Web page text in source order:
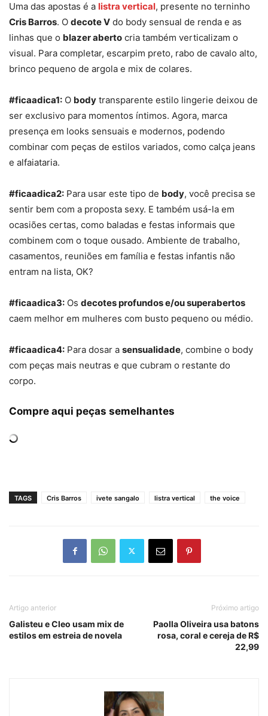
Uma das apostas é a listra vertical, presente no terninho
Cris Barros. O decote V do body sensual de renda e as
linhas que o blazer aberto cria também verticalizam o
visual. Para completar, escarpim preto, rabo de cavalo alto,
brinco pequeno de argola e mix de colares.
#ficaadica1: O body transparente estilo lingerie deixou de
ser exclusivo para momentos íntimos. Agora, marca
presença em looks sensuais e modernos, podendo
combinar com peças de estilos variados, como calça jeans
e alfaiataria.
#ficaadica2: Para usar este tipo de body, você precisa se
sentir bem com a proposta sexy. E também usá-la em
ocasiões certas, como baladas e festas informais que
combinem com o toque ousado. Ambiente de trabalho,
casamentos, reuniões em família e festas infantis não
entram na lista, OK?
#ficaadica3: Os decotes profundos e/ou superabertos
caem melhor em mulheres com busto pequeno ou médio.
#ficaadica4: Para dosar a sensualidade, combine o body
com peças mais neutras e que cubram o restante do
corpo.
Compre aqui peças semelhantes
TAGS Cris Barros ivete sangalo listra vertical the voice
Artigo anterior
Galisteu e Cleo usam mix de
estilos em estreia de novela
Próximo artigo
Paolla Oliveira usa batons
rosa, coral e cereja de R$
22,99